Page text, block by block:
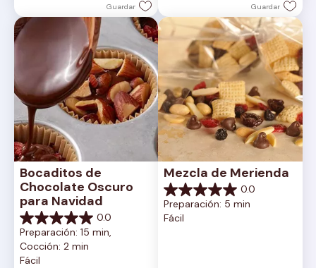
Guardar Guardar
Bocaditos de
Chocolate Oscuro
para Navidad
0.0
0.0
de
5
estrellas.
Preparación: 15 min,
Cocción: 2 min
Fácil
Mezcla de Merienda
0.0
0.0
de
5
Preparación: 5 min
Fácil